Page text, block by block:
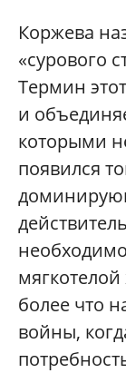
Коржева
«сурового
Термин
и
которыми
появился
более что
войны,